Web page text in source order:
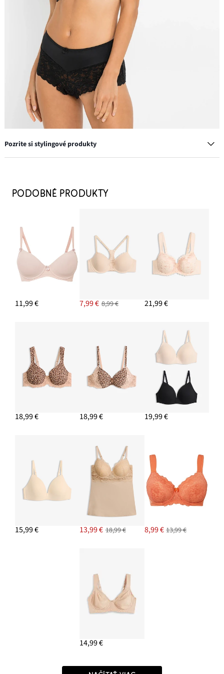
Pozrite si stylingové produkty
21,99 €
Maxi nohavičky s čipkou
10,99 €
PRIDAŤ DO KOŠÍKA
PODOBNÉ PRODUKTY
11,99 € 7,99 € 8,99 € 21,99 €
18,99 € 18,99 € 19,99 €
15,99 € 13,99 € 18,99 € 8,99 € 13,99 €
14,99 €